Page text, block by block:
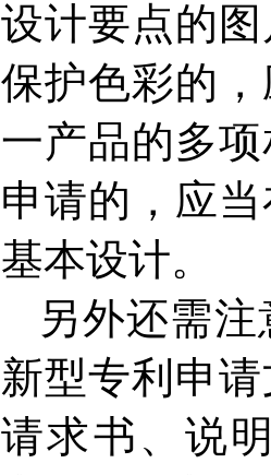
设计要点的
保护色彩的
一产品的多
申请的，应
基本设计。
另外还需注
新型专利申
请求书、说